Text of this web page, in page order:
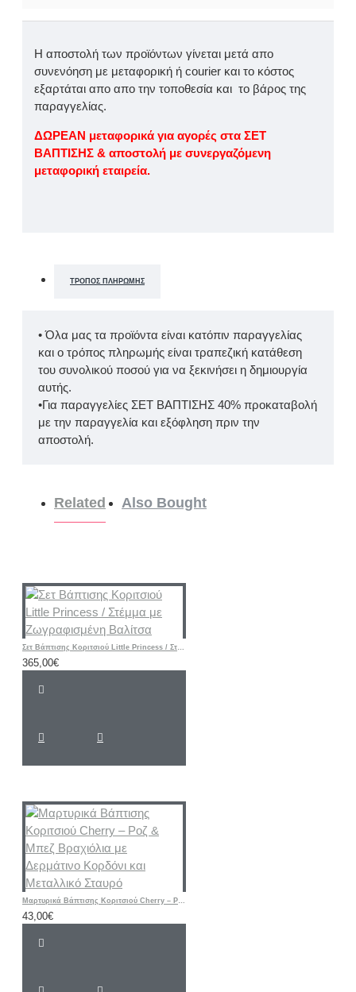
Η αποστολή των προϊόντων γίνεται μετά απο
συνενόηση με μεταφορική ή courier και το κόστος
εξαρτάται απο απο την τοποθεσία και το βάρος της
παραγγελίας.
ΔΩΡΕΑΝ μεταφορικά για αγορές στα ΣΕΤ
ΒΑΠΤΙΣΗΣ & αποστολή με συνεργαζόμενη
μεταφορική εταιρεία.
ΤΡΌΠΟΣ ΠΛΗΡΩΜΉΣ
• Όλα μας τα προϊόντα είναι κατόπιν παραγγελίας
και ο τρόπος πληρωμής είναι τραπεζική κατάθεση
του συνολικού ποσού για να ξεκινήσει η δημιουργία
αυτής.
•Για παραγγελίες ΣΕΤ ΒΑΠΤΙΣΗΣ 40% προκαταβολή
με την παραγγελία και εξόφληση πριν την
αποστολή.
Related Also Bought
Σετ Βάπτισης Κοριτσιού Little Princess / Στέμμα με Ζωγραφισμένη Βαλίτσα
365,00€
Μαρτυρικά Βάπτισης Κοριτσιού Cherry – Ροζ & Μπεζ Βραχιόλια με Δερμάτινο Κορδόνι και Μεταλλικό Σταυρό
43,00€